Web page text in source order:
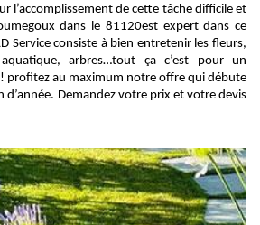
l’accomplissement de cette tâche difficile et
dans le 81120est expert dans ce
Service consiste à bien entretenir les fleurs,
arbres…tout ça c’est pour un
profitez au maximum notre offre qui débute
d’année. Demandez votre prix et votre devis